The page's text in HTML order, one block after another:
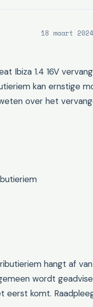
18 maart 2024
Ibiza 1.4 16V
kan ernstige
over het
hangt af
wordt
komt.